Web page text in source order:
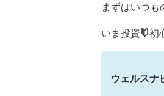
まずはいつも
いま投資 初
ウェルスナ